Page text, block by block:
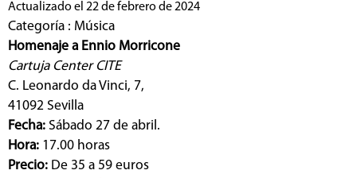
Actualizado el 22 de febrero de 2024
Categoría : Música
Homenaje a Ennio Morricone
Cartuja Center CITE
C. Leonardo da Vinci, 7,
41092 Sevilla
Fecha: Sábado 27 de abril.
Hora: 17.00 horas
Precio: De 35 a 59 euros